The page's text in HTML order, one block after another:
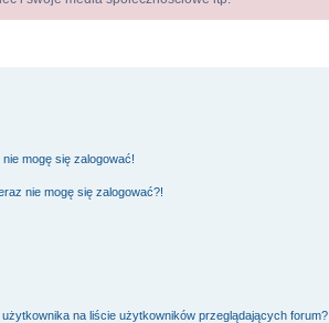
mogę się zalogować!
nie mogę się zalogować?!
na liście użytkowników przeglądających forum?